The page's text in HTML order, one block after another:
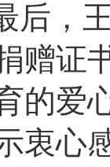
后，
赠证
的爱
衷心